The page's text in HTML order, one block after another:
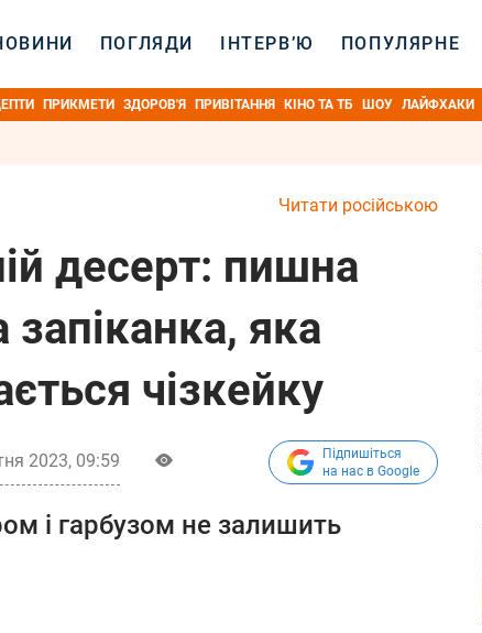
ПОГЛЯДИ ІНТЕРВ’Ю ПОПУЛЯРНЕ
ПРИКМЕТИ ЗДОРОВ'Я ПРИВІТАННЯ КІНО ТА ТБ ШОУ ЛАЙФХАКИ
Читати російською
десерт: пишна
яка
чізкейку
2023, 09:59
Підпишіться
на нас в Google
і гарбузом не залишить